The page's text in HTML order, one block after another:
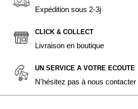
Expédition sous 2-3j
CLICK & COLLECT
Livraison en boutique
UN SERVICE A VOTRE ECOUTE
N'hésitez pas à nous contacter